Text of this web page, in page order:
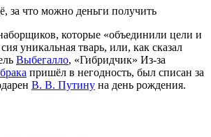
за что можно деньги получить
которые «объединили цели и
уникальная тварь, или, как сказал
Выбегалло, «Гибридчик» Из-за
брака пришёл в негодность, был списан за
В. В. Путину на день рождения.